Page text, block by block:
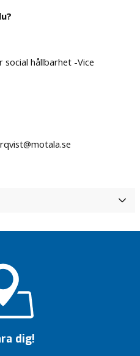
hållbarhet -Vice
dig!